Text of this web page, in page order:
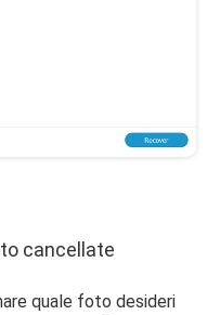
cancellate
quale foto desideri